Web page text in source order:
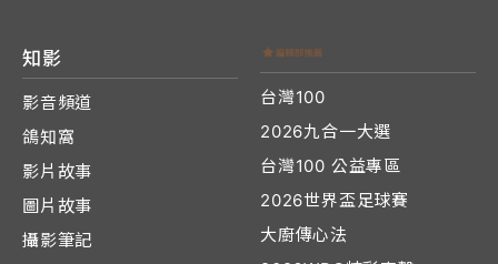
知影
影音頻道
鴿知窩
影片故事
圖片故事
攝影筆記
台灣100
2026九合一大選
台灣100 公益專區
2026世界盃足球賽
大廚傳心法